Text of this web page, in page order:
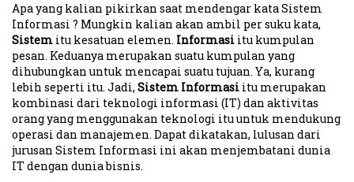
Apa yang kalian pikirkan saat mendengar kata Sistem
Informasi ? Mungkin kalian akan ambil per suku kata,
Sistem itu kesatuan elemen. Informasi itu kumpulan
pesan. Keduanya merupakan suatu kumpulan yang
dihubungkan untuk mencapai suatu tujuan. Ya, kurang
lebih seperti itu. Jadi, Sistem Informasi itu merupakan
kombinasi dari teknologi informasi (IT) dan aktivitas
orang yang menggunakan teknologi itu untuk mendukung
operasi dan manajemen. Dapat dikatakan, lulusan dari
jurusan Sistem Informasi ini akan menjembatani dunia
IT dengan dunia bisnis.